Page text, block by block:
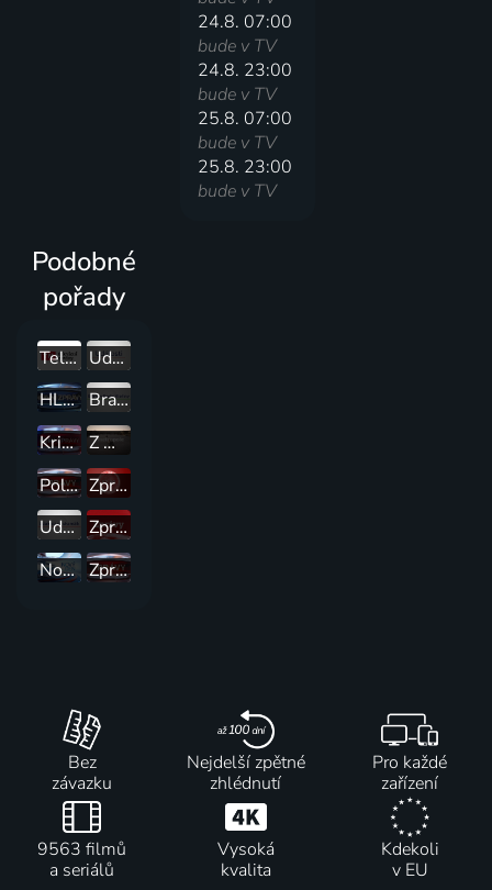
24.8. 07:00
bude v TV
24.8. 23:00
bude v TV
25.8. 07:00
bude v TV
25.8. 23:00
bude v TV
Podobné
pořady
Televizní noviny
Události
HLAVNÍ ZPRÁVY
Branky, body, vteřiny
Krimi zprávy
Z metropole
Polední zprávy
Zprávy ve 12
Události za okamžik a počasí
Zprávy
Nový den
Zprávy
Bez
závazku
Nejdelší zpětné
zhlédnutí
Pro každé
zařízení
9563 filmů
a seriálů
Vysoká
kvalita
Kdekoli
v EU